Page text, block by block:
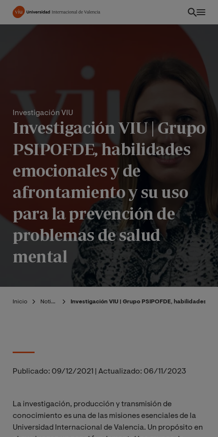
Pasar
Investigación VIU
Investigación VIU | Grupo
PSIPOFDE, habilidades
emocionales y de
afrontamiento y su uso
para la prevención de
problemas de salud
mental
Inicio Noticias Investigación VIU | Grupo PSIPOFDE, habilidades
Publicado: 09/12/2021 Actualizado: 06/11/2023
La investigación, producción y transmisión de
conocimiento es una de las misiones esenciales de la
Universidad Internacional de Valencia. Un propósito en